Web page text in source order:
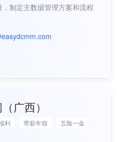
制定主数据管理方案和流程
广西）
利 带薪年假 五险一金